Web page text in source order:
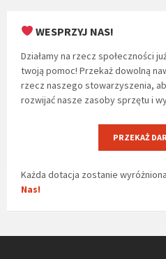
WESPRZYJ NAS!
Działamy na rzecz społeczności
twoją pomoc! Przekaż dowolną
rzecz naszego stowarzyszenia,
rozwijać nasze zasoby sprzętu i
PRZEKAŻ
Każda dotacja zostanie
Nas!